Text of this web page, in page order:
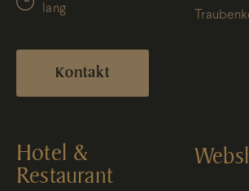
lang
Kontakt
Hotel &
Restaurant